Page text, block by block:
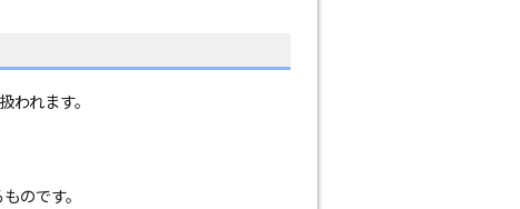
れます。
のです。